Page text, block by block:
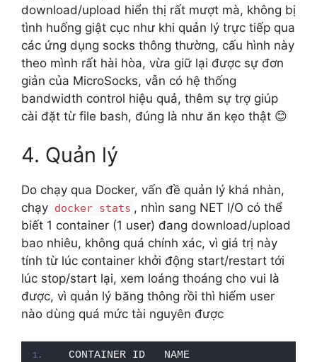
download/upload hiển thị rất mượt mà, không bị
tình huống giật cục như khi quản lý trực tiếp qua
các ứng dụng socks thông thường, cấu hình này
theo mình rất hài hòa, vừa giữ lại được sự đơn
giản của MicroSocks, vẫn có hệ thống
bandwidth control hiệu quả, thêm sự trợ giúp
cài đặt từ file bash, đúng là như ăn kẹo thật 😊
4. Quản lý
Do chạy qua Docker, vấn đề quản lý khá nhàn,
chạy docker stats , nhìn sang NET I/O có thể
biết 1 container (1 user) đang download/upload
bao nhiêu, không quá chính xác, vì giá trị này
tính từ lúc container khởi động start/restart tới
lúc stop/start lại, xem loáng thoáng cho vui là
được, vì quản lý băng thông rồi thì hiếm user
nào dùng quá mức tài nguyên được
CONTAINER ID   NAME